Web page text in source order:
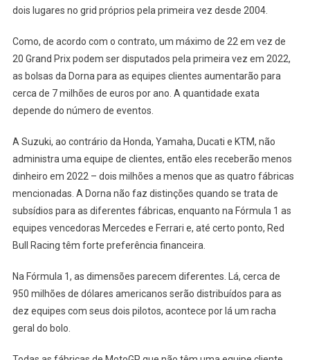
dois lugares no grid próprios pela primeira vez desde 2004.
Como, de acordo com o contrato, um máximo de 22 em vez de
20 Grand Prix podem ser disputados pela primeira vez em 2022,
as bolsas da Dorna para as equipes clientes aumentarão para
cerca de 7 milhões de euros por ano. A quantidade exata
depende do número de eventos.
A Suzuki, ao contrário da Honda, Yamaha, Ducati e KTM, não
administra uma equipe de clientes, então eles receberão menos
dinheiro em 2022 – dois milhões a menos que as quatro fábricas
mencionadas. A Dorna não faz distinções quando se trata de
subsídios para as diferentes fábricas, enquanto na Fórmula 1 as
equipes vencedoras Mercedes e Ferrari e, até certo ponto, Red
Bull Racing têm forte preferência financeira.
Na Fórmula 1, as dimensões parecem diferentes. Lá, cerca de
950 milhões de dólares americanos serão distribuídos para as
dez equipes com seus dois pilotos, acontece por lá um racha
geral do bolo.